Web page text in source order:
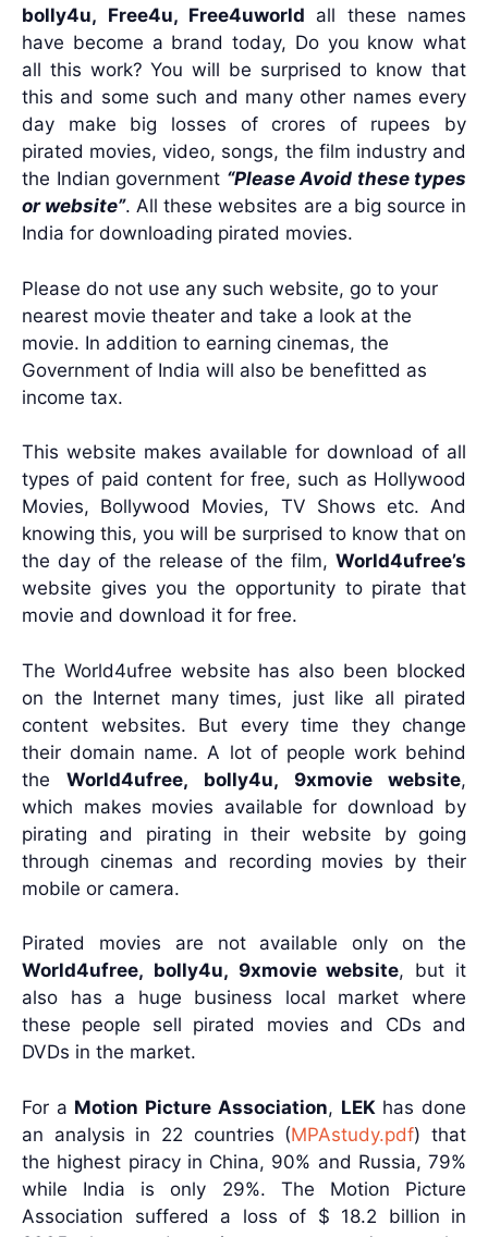
bolly4u, Free4u, Free4uworld all these names
have become a brand today, Do you know what
all this work? You will be surprised to know that
this and some such and many other names every
day make big losses of crores of rupees by
pirated movies, video, songs, the film industry and
the Indian government “Please Avoid these types
or website”. All these websites are a big source in
India for downloading pirated movies.
Please do not use any such website, go to your
nearest movie theater and take a look at the
movie. In addition to earning cinemas, the
Government of India will also be benefitted as
income tax.
This website makes available for download of all
types of paid content for free, such as Hollywood
Movies, Bollywood Movies, TV Shows etc. And
knowing this, you will be surprised to know that on
the day of the release of the film, World4ufree’s
website gives you the opportunity to pirate that
movie and download it for free.
The World4ufree website has also been blocked
on the Internet many times, just like all pirated
content websites. But every time they change
their domain name. A lot of people work behind
the World4ufree, bolly4u, 9xmovie website,
which makes movies available for download by
pirating and pirating in their website by going
through cinemas and recording movies by their
mobile or camera.
Pirated movies are not available only on the
World4ufree, bolly4u, 9xmovie website, but it
also has a huge business local market where
these people sell pirated movies and CDs and
DVDs in the market.
For a Motion Picture Association, LEKhas done
an analysis in 22 countries (MPAstudy.pdf) that
the highest piracy in China, 90% and Russia, 79%
while India is only 29%. The Motion Picture
Association suffered a loss of $ 18.2 billion in